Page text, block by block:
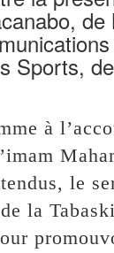
Sports,
à
le
la